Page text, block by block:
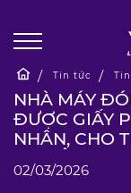
Tin tức
NHÀ MÁY
ĐƯỢC GIẤY
NHÂN, CHO
MẼ CỦA
NHÂN TRÊN
02/03/2026